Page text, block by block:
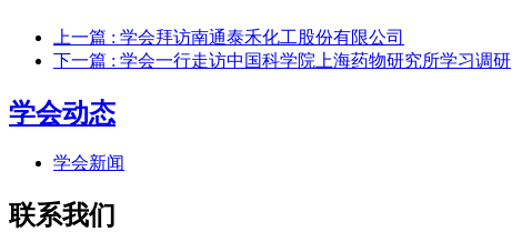
上一篇 : 学会拜访南通泰禾化工股份有限公司
下一篇 : 学会一行走访中国科学院上海药物研究所学习调研
学会动态
学会新闻
联系我们